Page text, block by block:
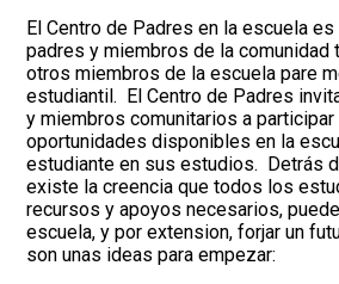
El Centro de Padres en la escuela
padres y miembros de la comunidad
otros miembros de la escuela pare
estudiantil. El Centro de Padres
y miembros comunitarios a participar
oportunidades disponibles en la
estudiante en sus estudios. Detrás
existe la creencia que todos los
recursos y apoyos necesarios,
escuela, y por extension, forjar un
son unas ideas para empezar: